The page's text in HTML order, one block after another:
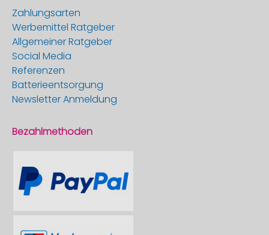
Zahlungsarten
Werbemittel Ratgeber
Allgemeiner Ratgeber
Social Media
Referenzen
Batterieentsorgung
Newsletter Anmeldung
Bezahlmethoden